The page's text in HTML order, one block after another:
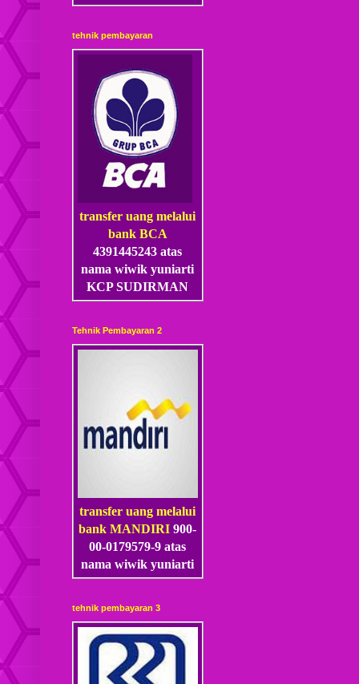
tehnik pembayaran
transfer uang melalui
bank BCA
4391445243 atas
nama wiwik yuniarti
KCP SUDIRMAN
Tehnik Pembayaran 2
transfer uang melalui
bank MANDIRI900-
00-0179579-9 atas
nama wiwik yuniarti
tehnik pembayaran 3